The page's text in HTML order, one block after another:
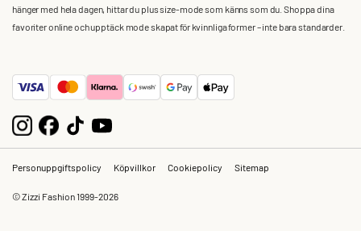
hänger med hela dagen, hittar du plus size-mode som känns som du. Shoppa dina
favoriter online och upptäck mode skapat för kvinnliga former – inte bara standarder.
Personuppgiftspolicy Köpvillkor Cookiepolicy Sitemap
© Zizzi Fashion 1999-2026